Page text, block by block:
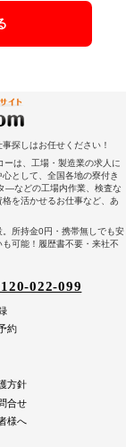
探しはお任せください！
ーは、工場・製造業の求人に
として、全国各地の寮付き
―などの工場内作業、検査な
を活かせるお仕事など、あ
所持金0円・携帯無しでも安
可能！履歴書不要・来社不
022-099
約
方針
合せ
様へ